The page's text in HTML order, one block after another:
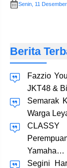
Senin, 11
Berita
Fazzio
JKT48 &
Semarak
Warga
Yamaha…
Segini